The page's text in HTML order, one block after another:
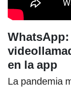
en la app
La pandemia